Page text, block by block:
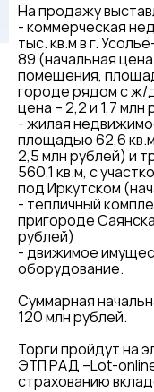
На продажу
- коммерческая
тыс. кв.м в г.
89 (начальная
помещения,
городе рядом с ж/
цена – 2,2 и 1,7 млн
- жилая
площадью 62,6
2,5 млн рублей) и
560,1 кв.м, с
под Иркутском
- тепличный
пригороде
рублей)
- движимое
оборудование.
Суммарная
120 млн рублей.
Торги пройдут на
ЭТП РАД –Lot-
страхованию